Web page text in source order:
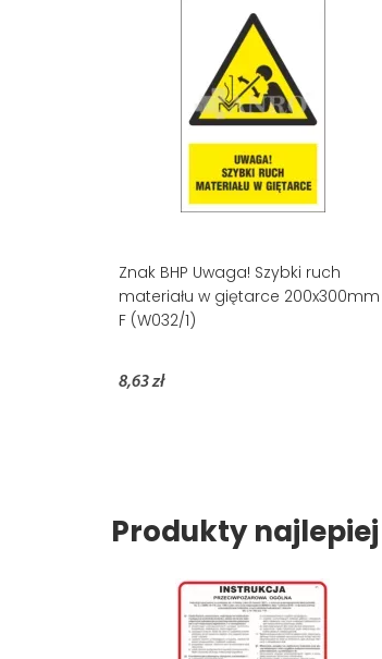
Znak BHP Uwaga! Szybki ruch
materiału w giętarce 200x300mm
F (W032/1)
8,63 zł
Produkty